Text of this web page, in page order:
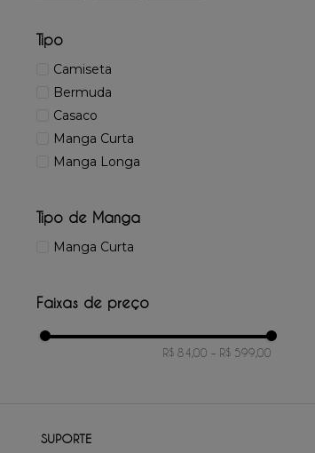
Tipo
Camiseta
Bermuda
Casaco
Manga Curta
Manga Longa
Tipo de Manga
Manga Curta
Faixas de preço
R$ 84,00 – R$ 599,00
SUPORTE